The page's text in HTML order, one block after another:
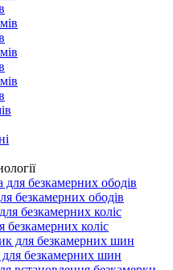
безкамерних ободів
безкамерних коліс
безкамерних шин